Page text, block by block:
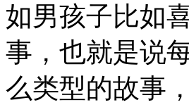
如男孩子比如
事，也就是说
么类型的故事